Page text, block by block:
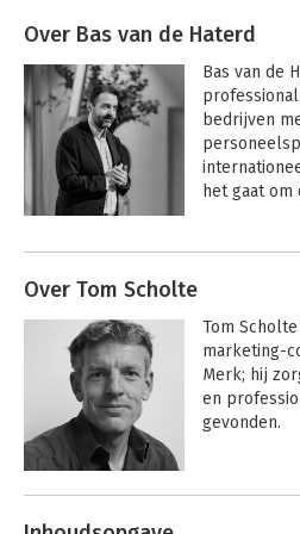
binnenkort
Bekijk alle boeken
Over Bas van de Haterd
Bas van de
bedrijven
het gaat
wereld, van
Bogota. Van
dichter bij
en
Nederland.
PostNL,
Haterd
Over Tom Scholte
Tom
marketing-
Merk; hij
en
gevonden.
Andere boeken door